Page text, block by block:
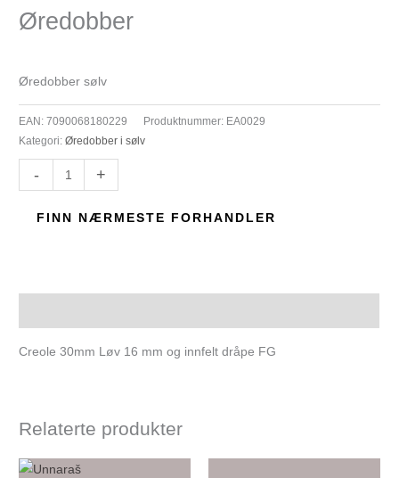
Øredobber
Øredobber sølv
EAN:7090068180229 Produktnummer: EA0029
Kategori:Øredobber i sølv
- +
FINN NÆRMESTE FORHANDLER
Creole 30mm Løv 16 mm og innfelt dråpe FG
Relaterte produkter